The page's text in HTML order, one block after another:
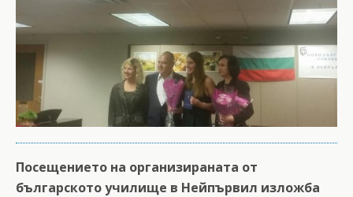
Посещението на организираната от
българското училище в Нейпървил изложба